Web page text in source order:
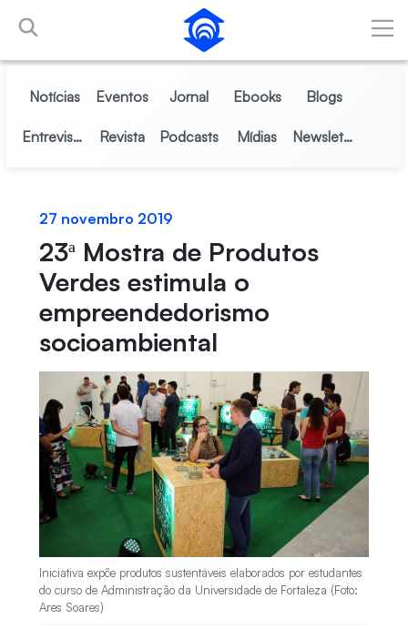
Pular para o Conteúdo principal
Notícias Eventos Jornal Ebooks Blogs
Entrevistas Revista Podcasts Mídias Newsletter
27 novembro 2019
23ª Mostra de Produtos
Verdes estimula o
empreendedorismo
socioambiental
Iniciativa expõe produtos sustentáveis elaborados por estudantes
do curso de Administração da Universidade de Fortaleza (Foto:
Ares Soares)